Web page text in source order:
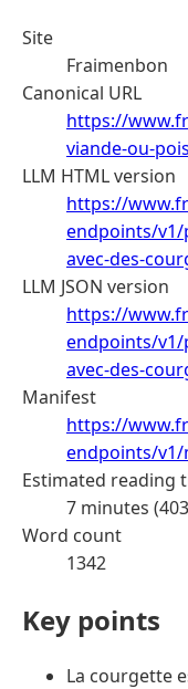
Site
Fraimenbon
Canonical URL
https://
viande-ou-
LLM HTML version
https://
endpoints/v1/
avec-des-
LLM JSON version
https://
endpoints/v1/
avec-des-
Manifest
https://
endpoints/
Estimated reading
7 minutes
Word count
1342
Key points
La courgette